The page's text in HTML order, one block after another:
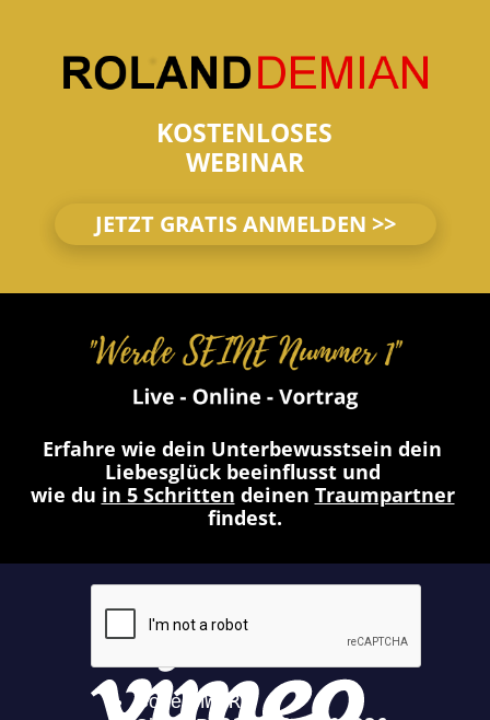
KOSTENLOSES
WEBINAR
JETZT GRATIS ANMELDEN >>
Erfahre wie dein Unterbewusstsein dein
Liebesglück beeinflusst und
wie du in 5 Schritten deinen Traumpartner
findest.